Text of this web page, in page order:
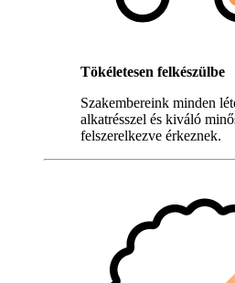
Tökéletesen felkészülbe
Szakembereink minden
alkatrésszel és kiváló
felszerelkezve érkeznek.